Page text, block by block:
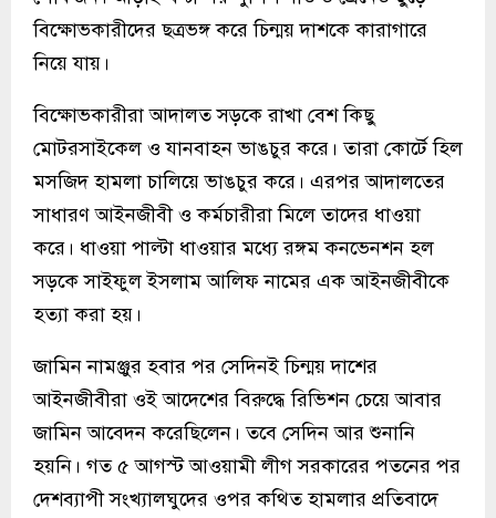
বিক্ষোভকারীদের ছত্রভঙ্গ করে চিন্ময় দাশকে কারাগারে
নিয়ে যায়।
বিক্ষোভকারীরা আদালত সড়কে রাখা বেশ কিছু
মোটরসাইকেল ও যানবাহন ভাঙচুর করে। তারা কোর্টে হিল
মসজিদ হামলা চালিয়ে ভাঙচুর করে। এরপর আদালতের
সাধারণ আইনজীবী ও কর্মচারীরা মিলে তাদের ধাওয়া
করে। ধাওয়া পাল্টা ধাওয়ার মধ্যে রঙ্গম কনভেনশন হল
সড়কে সাইফুল ইসলাম আলিফ নামের এক আইনজীবীকে
হত্যা করা হয়।
জামিন নামঞ্জুর হবার পর সেদিনই চিন্ময় দাশের
আইনজীবীরা ওই আদেশের বিরুদ্ধে রিভিশন চেয়ে আবার
জামিন আবেদন করেছিলেন। তবে সেদিন আর শুনানি
হয়নি। গত ৫ আগস্ট আওয়ামী লীগ সরকারের পতনের পর
দেশব্যাপী সংখ্যালঘুদের ওপর কথিত হামলার প্রতিবাদে